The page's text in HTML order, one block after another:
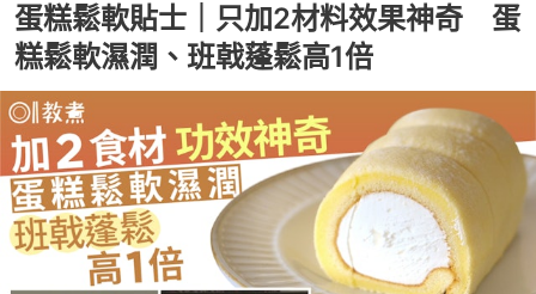
蛋糕鬆軟貼士｜只加2材料效果神奇 蛋
糕鬆軟濕潤、班戟蓬鬆高1倍